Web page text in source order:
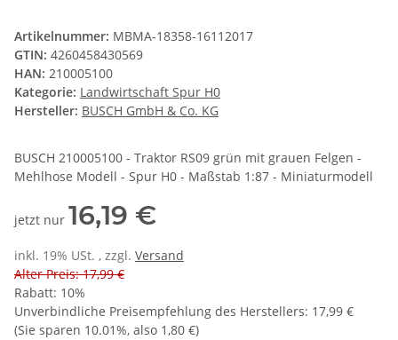
Artikelnummer: MBMA-18358-16112017
GTIN: 4260458430569
HAN: 210005100
Kategorie: Landwirtschaft Spur H0
Hersteller: BUSCH GmbH & Co. KG
BUSCH 210005100 - Traktor RS09 grün mit grauen Felgen -
Mehlhose Modell - Spur H0 - Maßstab 1:87 - Miniaturmodell
jetzt nur 16,19 €
inkl. 19% USt. , zzgl. Versand
Alter Preis: 17,99 €
Rabatt: 10%
Unverbindliche Preisempfehlung des Herstellers: 17,99 €
(Sie sparen 10.01%, also 1,80 €)